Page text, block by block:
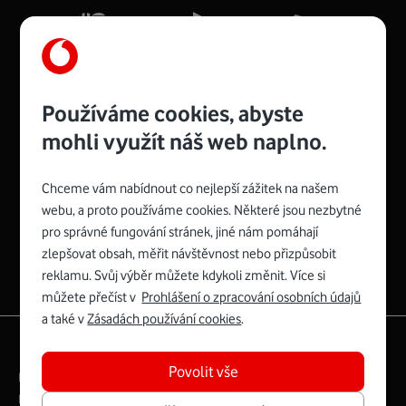
Více o COMPAL CH7465VF
Zyxel VMG8623-T50B:
Rozměry modemu jsou 16 x 22 x 7,5 cm (včetně stojánku)
a nabízí 4 gigabitové LAN porty a bezdrátové připojení Wi-
Fi ve verzích 802.11 b/g/n/ac pro frekvenci 2,4 GHz a
Mb/s.
Více o Zyxel VMG8623-T50B
Spojte se s Vodafonem
Právní­ podmí­nky
Ochrana soukromí­
Digitální odpovědnost
Používáme cookies, abyste
mohli využít náš web naplno.
Chceme vám nabídnout co nejlepší zážitek na našem
webu, a proto používáme cookies. Některé jsou nezbytné
pro správné fungování stránek, jiné nám pomáhají
zlepšovat obsah, měřit návštěvnost nebo přizpůsobit
reklamu. Svůj výběr můžete kdykoli změnit. Více si
můžete přečíst v Prohlášení o zpracování osobních údajů
a také vZásadách používání cookies.
Povolit vše